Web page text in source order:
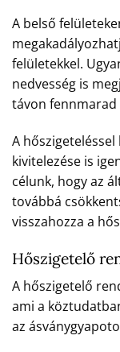
A belső
felületekkel.
nedvesség is
távon fennmarad
A
kivitelezése is
célunk, hogy az
továbbá
visszahozza a
Hőszigetelő
A hőszigetelő
ami a
az